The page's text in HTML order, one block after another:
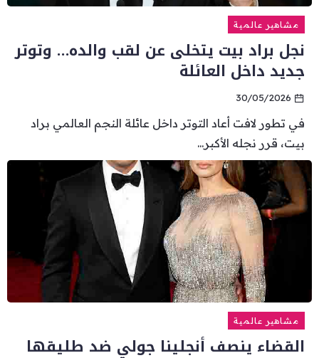
مشاهير عالمية
نجل براد بيت يتخلى عن لقب والده… وتوتر
جديد داخل العائلة
30/05/2026
في تطور لافت أعاد التوتر داخل عائلة النجم العالمي براد
بيت، قرر نجله الأكبر...
مشاهير عالمية
القضاء ينصف أنجلينا جولي ضد طليقها